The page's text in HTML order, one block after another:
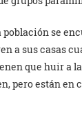
población se
a sus casas
que huir a
pero están en